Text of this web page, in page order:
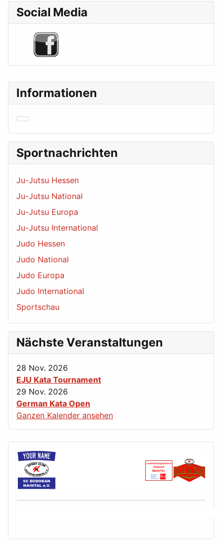
Informationen
Sportnachrichten
Ju-Jutsu Hessen
Ju-Jutsu National
Ju-Jutsu Europa
Ju-Jutsu International
Judo Hessen
Judo National
Judo Europa
Judo International
Sportschau
Nächste Veranstaltungen
28 Nov. 2026
EJU Kata Tournament
29 Nov. 2026
German Kata Open
Ganzen Kalender ansehen
Social Media